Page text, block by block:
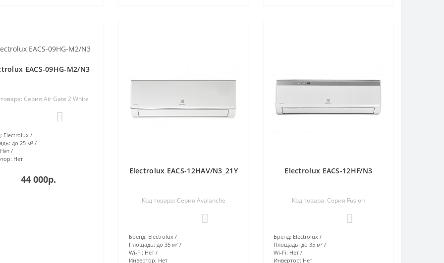
EACS-09HG-M2/N3
Серия Air Gate 2 White
Electrolux
до 25 м²
Нет
Нет
44 000р.
Electrolux EACS-12HAV/N3_21Y
Код товара: Серия Avalanche
Бренд: Electrolux
Площадь: до 35 м²
Wi-Fi: Нет
Инвертор: Нет
Electrolux EACS-12HF/N3
Код товара: Серия Fusion
Бренд: Electrolux
Площадь: до 35 м²
Wi-Fi: Нет
Инвертор: Нет